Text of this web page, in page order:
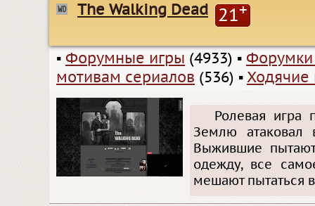
The Walking Dead 21+
▪ Форумные игры (4933) ▪
мотивам сериалов (536) ▪
Ролевая игра
Землю
Выжившие
одежду, все
мешают пытаться